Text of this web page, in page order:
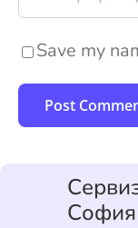
Save my
София